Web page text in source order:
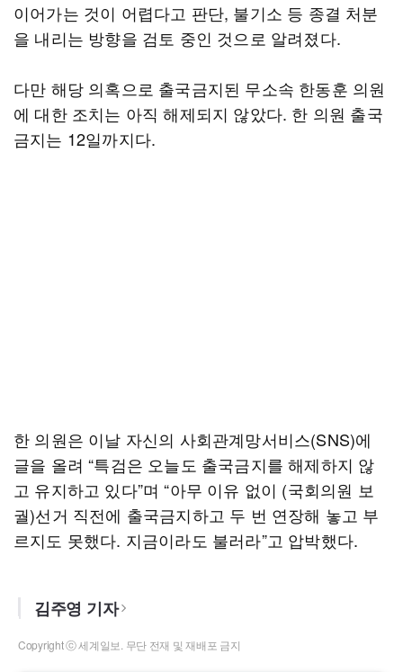
이어가는 것이 어렵다고 판단, 불기소 등 종결 처분
을 내리는 방향을 검토 중인 것으로 알려졌다.
다만 해당 의혹으로 출국금지된 무소속 한동훈 의원
에 대한 조치는 아직 해제되지 않았다. 한 의원 출국
금지는 12일까지다.
한 의원은 이날 자신의 사회관계망서비스(SNS)에
글을 올려 “특검은 오늘도 출국금지를 해제하지 않
고 유지하고 있다”며 “아무 이유 없이 (국회의원 보
궐)선거 직전에 출국금지하고 두 번 연장해 놓고 부
르지도 못했다. 지금이라도 불러라”고 압박했다.
김주영 기자
Copyright ⓒ 세계일보. 무단 전재 및 재배포 금지